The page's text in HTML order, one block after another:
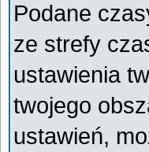
Podane
ze strefy
ustawienia
twojego
ustawień,